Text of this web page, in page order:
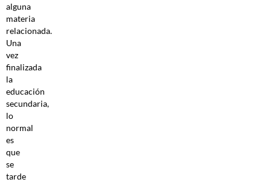
alguna
materia
relacionada.
Una
vez
finalizada
la
educación
secundaria,
lo
normal
es
que
se
tarde